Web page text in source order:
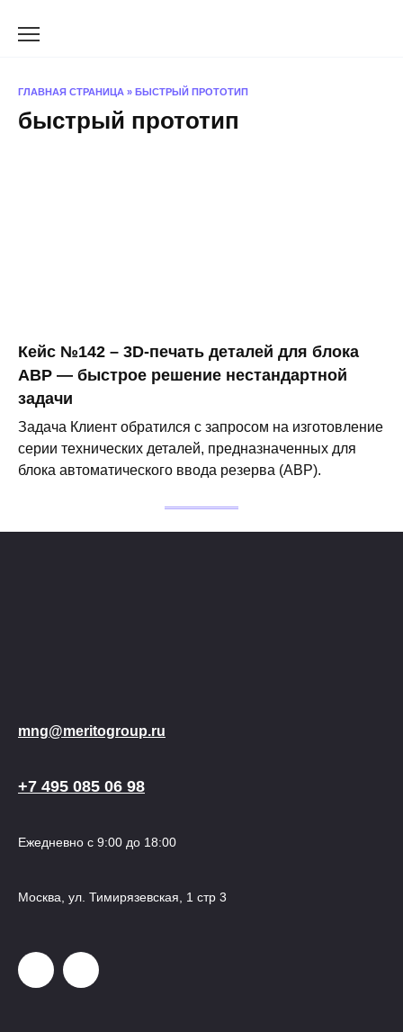
ГЛАВНАЯ СТРАНИЦА » БЫСТРЫЙ ПРОТОТИП
быстрый прототип
Кейс №142 – 3D-печать деталей для блока
АВР — быстрое решение нестандартной
задачи
Задача Клиент обратился с запросом на изготовление
серии технических деталей, предназначенных для
блока автоматического ввода резерва (АВР).
mng@meritogroup.ru
+7 495 085 06 98
Ежедневно с 9:00 до 18:00
Москва, ул. Тимирязевская, 1 стр 3